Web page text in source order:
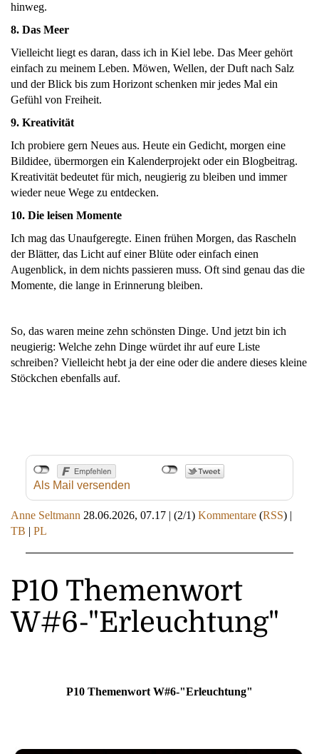
hinweg.
8. Das Meer
Vielleicht liegt es daran, dass ich in Kiel lebe. Das Meer gehört
einfach zu meinem Leben. Möwen, Wellen, der Duft nach Salz
und der Blick bis zum Horizont schenken mir jedes Mal ein
Gefühl von Freiheit.
9. Kreativität
Ich probiere gern Neues aus. Heute ein Gedicht, morgen eine
Bildidee, übermorgen ein Kalenderprojekt oder ein Blogbeitrag.
Kreativität bedeutet für mich, neugierig zu bleiben und immer
wieder neue Wege zu entdecken.
10. Die leisen Momente
Ich mag das Unaufgeregte. Einen frühen Morgen, das Rascheln
der Blätter, das Licht auf einer Blüte oder einfach einen
Augenblick, in dem nichts passieren muss. Oft sind genau das die
Momente, die lange in Erinnerung bleiben.
So, das waren meine zehn schönsten Dinge. Und jetzt bin ich
neugierig: Welche zehn Dinge würdet ihr auf eure Liste
schreiben? Vielleicht hebt ja der eine oder die andere dieses kleine
Stöckchen ebenfalls auf.
Als Mail versenden
Anne Seltmann 28.06.2026, 07.17 | (2/1) Kommentare (RSS) |
TB | PL
P10 Themenwort
W#6-"Erleuchtung"
P10 Themenwort W#6-"Erleuchtung"